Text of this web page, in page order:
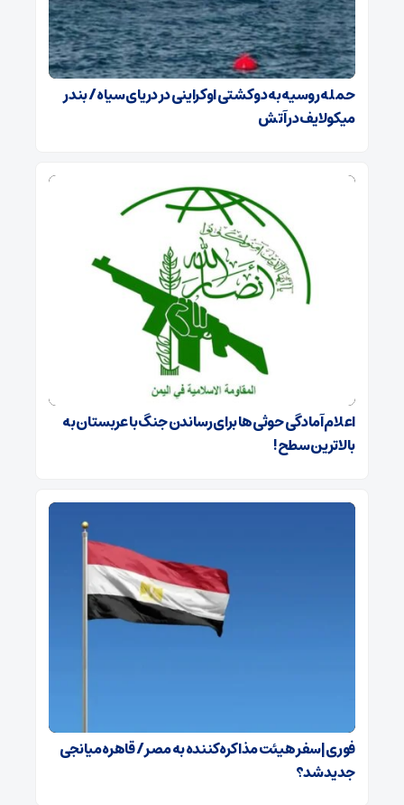
حمله روسیه به دو کشتی اوکراینی در دریای سیاه / بندر
میکولایف در آتش
اعلام آمادگی حوثی‌ها برای رساندن جنگ با عربستان به
بالاترین سطح!
فوری | سفر هیئت مذاکره‌کننده به مصر / قاهره میانجی
جدید شد؟